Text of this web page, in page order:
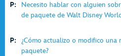
P:
Necesito hablar con alguien
de paquete de Walt Disney
P:
¿Cómo actualizo o modifico una
paquete?